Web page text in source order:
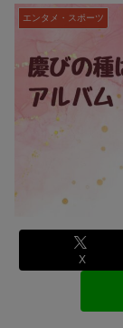
エンタメ・スポーツ
X